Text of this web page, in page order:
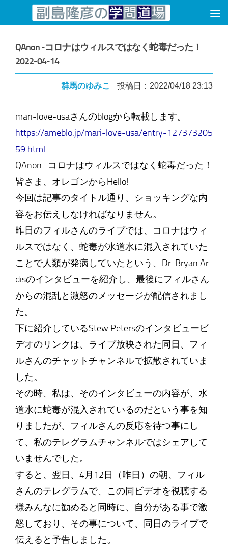
コンテンツへスキップ
QAnon -コロナはウィルスではなく蛇毒だった！
2022-04-14
群馬のゆみこ 投稿日：2022/04/18 23:13
mari-love-usaさんのblogから転載します。
https://ameblo.jp/mari-love-usa/entry-127373205
59.html
QAnon -コロナはウィルスではなく蛇毒だった！
皆さま、オレゴンからHello!
今回は記事のタイトル通り、ショッキングな内
容をお伝えしなければなりません。
昨日のフィルさんのライブでは、コロナはウィ
ルスではなく、蛇毒が水道水に混入されていた
ことで人類が発病していたという、Dr. Bryan Ar
disのインタビューを紹介し、最後にフィルさん
からの混乱と激怒のメッセージが配信されまし
た。
下に紹介しているStew Petersのインタビュービ
デオのリンクは、ライブ放映された同日、フィ
ルさんのチャットチャンネルで拡散されていま
した。
その時、私は、そのインタビューの内容が、水
道水に蛇毒が混入されているのだという事を知
りましたが、フィルさんの反応を待つ事にし
て、私のテレグラムチャンネルではシェアして
いませんでした。
すると、翌日、4月12日（昨日）の朝、フィル
さんのテレグラムで、この同ビデオを視聴する
様みんなに勧めると同時に、自分がある事で激
怒しており、その事について、同日のライブで
伝えると予告しました。